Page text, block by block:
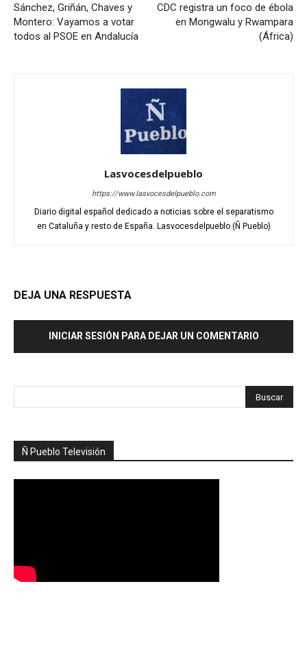
Sánchez, Griñán, Chaves y
Montero: Vayamos a votar
todos al PSOE en Andalucía
CDC registra un foco de ébola
en Mongwalu y Rwampara
(África)
Lasvocesdelpueblo
https://www.lasvocesdelpueblo.com
Diario digital español dedicado a noticias sobre el separatismo
en Cataluña y resto de España. Lasvocesdelpueblo (Ñ Pueblo)
DEJA UNA RESPUESTA
INICIAR SESIÓN PARA DEJAR UN COMENTARIO
Ñ Pueblo Televisión